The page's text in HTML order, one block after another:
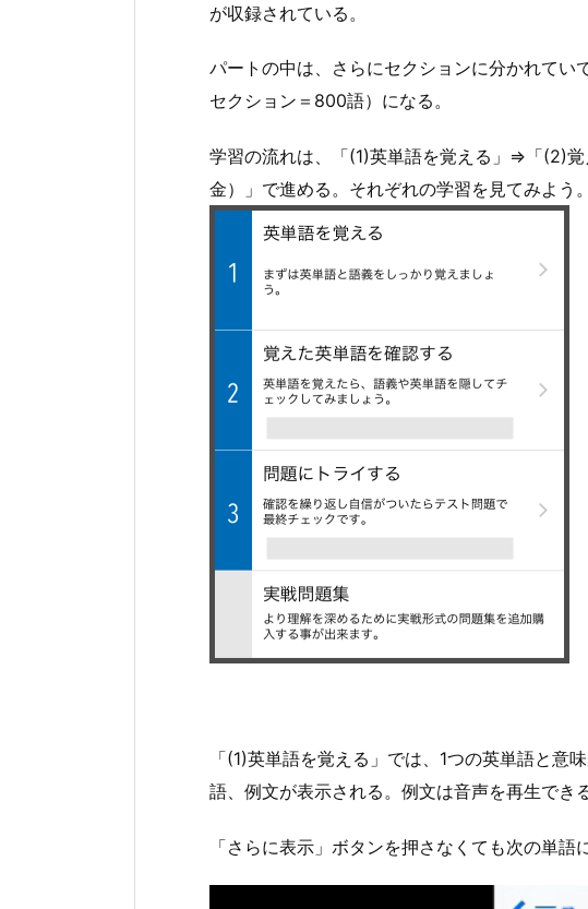
が収録されている。
パートの中は、さらにセクションに分かれて
セクション＝800語）になる。
学習の流れは、「(1)英単語を覚える」⇒「(2)
金）」で進める。それぞれの学習を見てみよう。
「(1)英単語を覚える」では、1つの英単語と
語、例文が表示される。例文は音声を再生でき
「さらに表示」ボタンを押さなくても次の単